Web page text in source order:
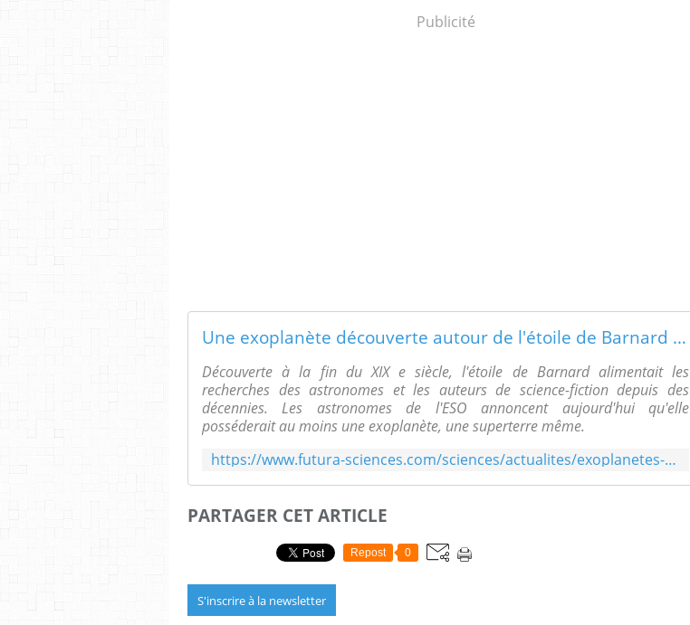
Publicité
Une exoplanète découverte autour de l'étoile de Barnard : la réalité rejoint la fiction !
Découverte à la fin du XIX e siècle, l'étoile de Barnard alimentait les
recherches des astronomes et les auteurs de science-fiction depuis des
décennies. Les astronomes de l'ESO annoncent aujourd'hui qu'elle
posséderait au moins une exoplanète, une superterre même.
https://www.futura-sciences.com/sciences/actualites/exoplanetes-exoplanete-decouverte-autour-etoile-barnard-realite-rejoint-fiction-64032/
PARTAGER CET ARTICLE
Repost 0
S'inscrire à la newsletter